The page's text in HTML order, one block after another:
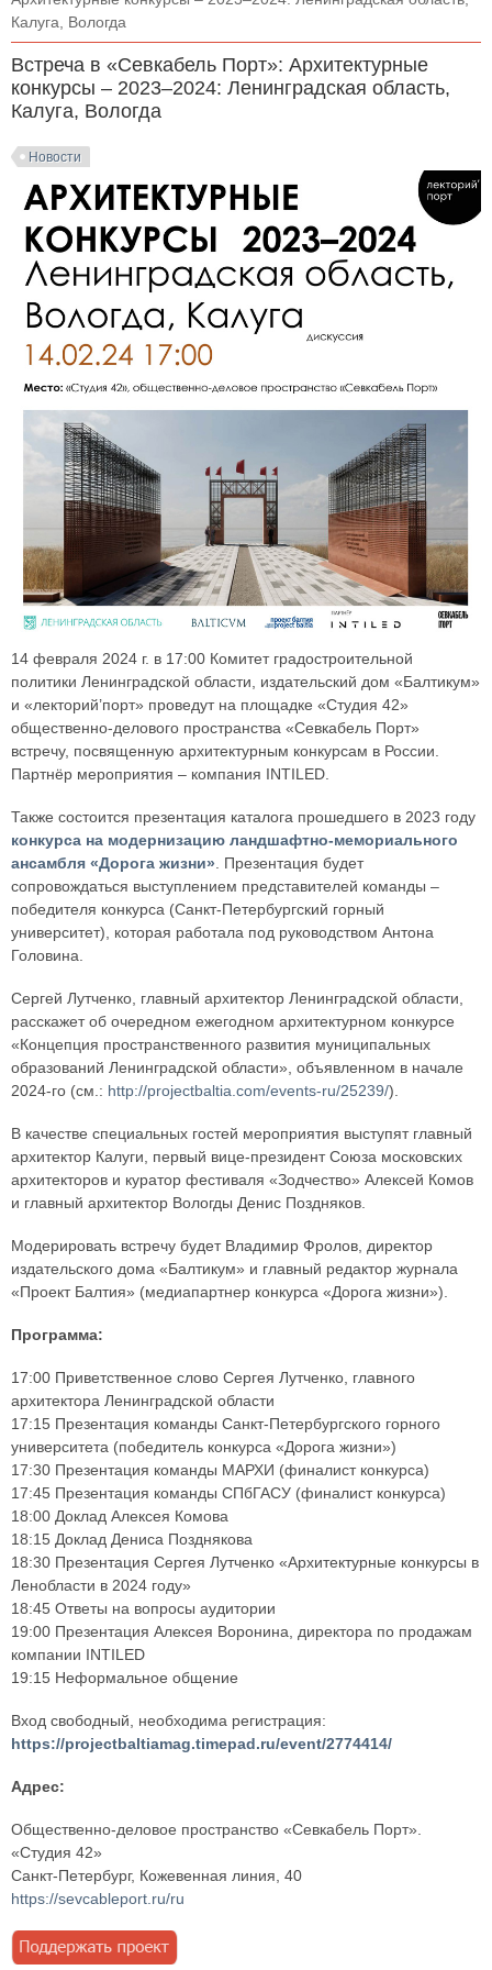
Калуга, Вологда
Встреча в «Севкабель Порт»: Архитектурные
конкурсы – 2023–2024: Ленинградская область,
Калуга, Вологда
Новости
14 февраля 2024 г. в 17:00 Комитет градостроительной
политики Ленинградской области, издательский дом «Балтикум»
и «лекторий’порт» проведут на площадке «Студия 42»
общественно-делового пространства «Севкабель Порт»
встречу, посвященную архитектурным конкурсам в России.
Партнёр мероприятия – компания INTILED.
Также состоится презентация каталога прошедшего в 2023 году
конкурса на модернизацию ландшафтно-мемориального
ансамбля «Дорога жизни» . Презентация будет
сопровождаться выступлением представителей команды –
победителя конкурса (Санкт-Петербургский горный
университет), которая работала под руководством Антона
Головина.
Сергей Лутченко, главный архитектор Ленинградской области,
расскажет об очередном ежегодном архитектурном конкурсе
«Концепция пространственного развития муниципальных
образований Ленинградской области», объявленном в начале
2024-го (см.: http://projectbaltia.com/events-ru/25239/).
В качестве специальных гостей мероприятия выступят главный
архитектор Калуги, первый вице-президент Союза московских
архитекторов и куратор фестиваля «Зодчество» Алексей Комов
и главный архитектор Вологды Денис Поздняков.
Модерировать встречу будет Владимир Фролов, директор
издательского дома «Балтикум» и главный редактор журнала
«Проект Балтия» (медиапартнер конкурса «Дорога жизни»).
Программа:
17:00 Приветственное слово Сергея Лутченко, главного
архитектора Ленинградской области
17:15 Презентация команды Санкт-Петербургского горного
университета (победитель конкурса «Дорога жизни»)
17:30 Презентация команды МАРХИ (финалист конкурса)
17:45 Презентация команды СПбГАСУ (финалист конкурса)
18:00 Доклад Алексея Комова
18:15 Доклад Дениса Позднякова
18:30 Презентация Сергея Лутченко «Архитектурные конкурсы в
Ленобласти в 2024 году»
18:45 Ответы на вопросы аудитории
19:00 Презентация Алексея Воронина, директора по продажам
компании INTILED
19:15 Неформальное общение
Вход свободный, необходима регистрация:
https://projectbaltiamag.timepad.ru/event/2774414/
Адрес:
Общественно-деловое пространство «Севкабель Порт».
«Студия 42»
Санкт-Петербург, Кожевенная линия, 40
https://sevcableport.ru/ru